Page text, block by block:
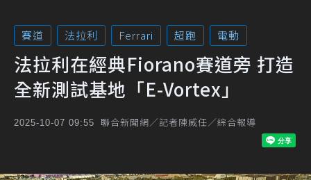
賽道 法拉利 Ferrari 超跑 電動
法拉利在經典Fiorano賽道旁 打造
全新測試基地「E-Vortex」
2025-10-07 09:55 聯合新聞網／記者陳威任／綜合報導